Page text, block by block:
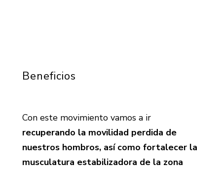
Beneficios
Con este movimiento vamos a ir
recuperando la movilidad perdida de
nuestros hombros, así como fortalecer la
musculatura estabilizadora de la zona